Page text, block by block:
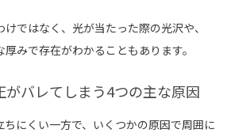
ではなく、光が当たった際の光沢や、
みで存在がわかることもあります。
がバレてしまう4つの主な原因
にくい一方で、いくつかの原因で周囲に